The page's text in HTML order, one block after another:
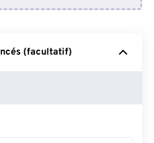
Drive
(facultatif)